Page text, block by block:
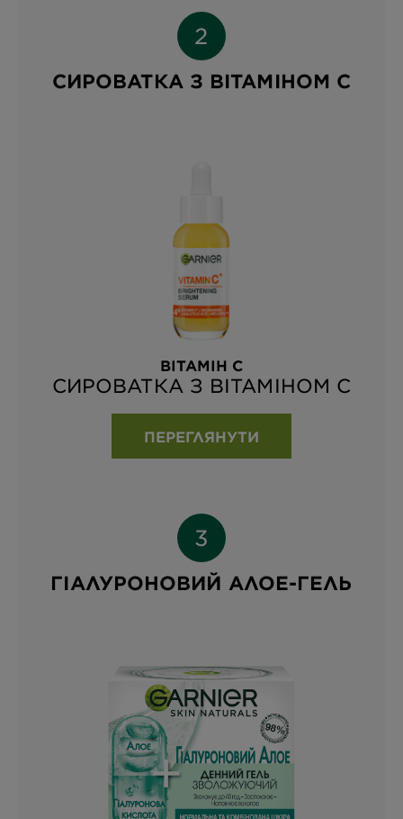
СИРОВАТКА З ВІТАМІНОМ С
ВІТАМІН С
СИРОВАТКА З ВІТАМІНОМ С
ПЕРЕГЛЯНУТИ
ГІАЛУРОНОВИЙ АЛОЕ-ГЕЛЬ